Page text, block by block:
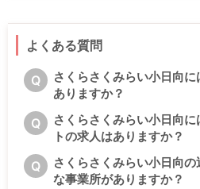
よくある質問
Q
さくらさくみらい小日向
ありますか？
Q
さくらさくみらい小日向
トの求人はありますか？
Q
さくらさくみらい小日向
な事業所がありますか？